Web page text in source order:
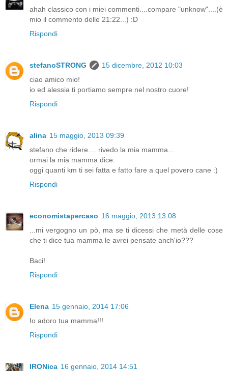
ahah classico con i miei commenti....compare "unknow"....(è
mio il commento delle 21:22...) :D
Rispondi
stefanoSTRONG
15 dicembre, 2012 10:03
ciao amico mio!
io ed alessia ti portiamo sempre nel nostro cuore!
Rispondi
alina 15 maggio, 2013 09:39
stefano che ridere.... rivedo la mia mamma...
ormai la mia mamma dice:
oggi quanti km ti sei fatta e fatto fare a quel povero cane :)
Rispondi
economistapercaso 16 maggio, 2013 13:08
...mi vergogno un pò, ma se ti dicessi che metà delle cose
che ti dice tua mamma le avrei pensate anch'io???
Baci!
Rispondi
Elena 15 gennaio, 2014 17:06
Io adoro tua mamma!!!
Rispondi
IRONica 16 gennaio, 2014 14:51